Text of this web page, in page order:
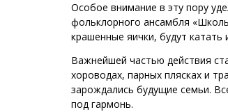
Особое внимание в эту пору
фольклорного ансамбля
крашенные яички, будут
Важнейшей частью действия
хороводах, парных плясках и
зарождались будущие семьи.
под гармонь.